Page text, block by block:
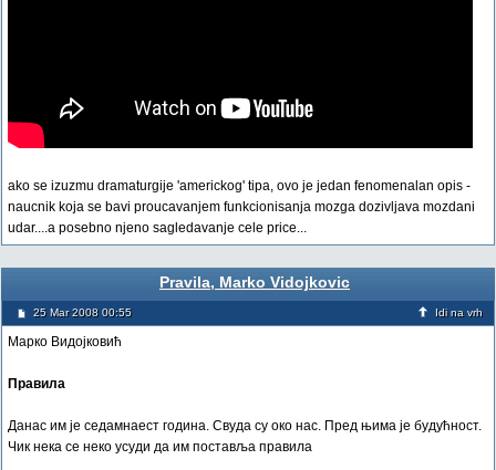
ako se izuzmu dramaturgije 'americkog' tipa, ovo je jedan fenomenalan opis -
naucnik koja se bavi proucavanjem funkcionisanja mozga dozivljava mozdani
udar....a posebno njeno sagledavanje cele price...
Pravila, Marko Vidojkovic
25 Mar 2008 00:55 Idi na vrh
Марко Видојковић
Правила
Данас им је седамнаест година. Свуда су око нас. Пред њима је будућност.
Чик нека се неко усуди да им поставља правила